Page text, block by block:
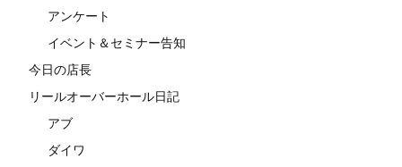
アンケート
イベント＆セミナー告知
今日の店長
リールオーバーホール日記
アブ
ダイワ